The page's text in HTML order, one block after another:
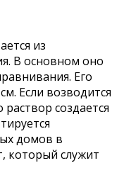
из
В основном оно
Его
Если возводится
создается
домов в
который служит